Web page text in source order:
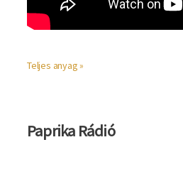
Teljes anyag »
Paprika Rádió